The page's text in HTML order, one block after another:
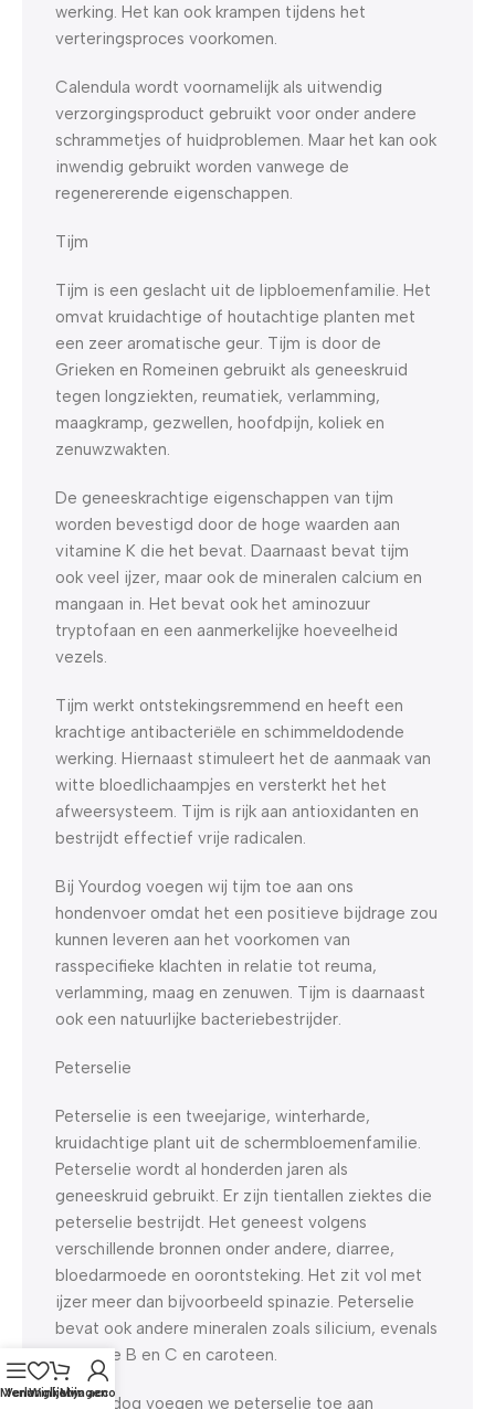
werking. Het kan ook krampen tijdens het
verteringsproces voorkomen.
Calendula wordt voornamelijk als uitwendig
verzorgingsproduct gebruikt voor onder andere
schrammetjes of huidproblemen. Maar het kan ook
inwendig gebruikt worden vanwege de
regenererende eigenschappen.
Tijm
Tijm is een geslacht uit de lipbloemenfamilie. Het
omvat kruidachtige of houtachtige planten met
een zeer aromatische geur. Tijm is door de
Grieken en Romeinen gebruikt als geneeskruid
tegen longziekten, reumatiek, verlamming,
maagkramp, gezwellen, hoofdpijn, koliek en
zenuwzwakten.
De geneeskrachtige eigenschappen van tijm
worden bevestigd door de hoge waarden aan
vitamine K die het bevat. Daarnaast bevat tijm
ook veel ijzer, maar ook de mineralen calcium en
mangaan in. Het bevat ook het aminozuur
tryptofaan en een aanmerkelijke hoeveelheid
vezels.
Tijm werkt ontstekingsremmend en heeft een
krachtige antibacteriële en schimmeldodende
werking. Hiernaast stimuleert het de aanmaak van
witte bloedlichaampjes en versterkt het het
afweersysteem. Tijm is rijk aan antioxidanten en
bestrijdt effectief vrije radicalen.
Bij Yourdog voegen wij tijm toe aan ons
hondenvoer omdat het een positieve bijdrage zou
kunnen leveren aan het voorkomen van
rasspecifieke klachten in relatie tot reuma,
verlamming, maag en zenuwen. Tijm is daarnaast
ook een natuurlijke bacteriebestrijder.
Peterselie
Peterselie is een tweejarige, winterharde,
kruidachtige plant uit de schermbloemenfamilie.
Peterselie wordt al honderden jaren als
geneeskruid gebruikt. Er zijn tientallen ziektes die
peterselie bestrijdt. Het geneest volgens
verschillende bronnen onder andere, diarree,
bloedarmoede en oorontsteking. Het zit vol met
ijzer meer dan bijvoorbeeld spinazie. Peterselie
bevat ook andere mineralen zoals silicium, evenals
vitamine B en C en caroteen.
Bij Yourdog voegen we peterselie toe aan
Menu
Verlanglijst
Winkelwagen
Mijn account